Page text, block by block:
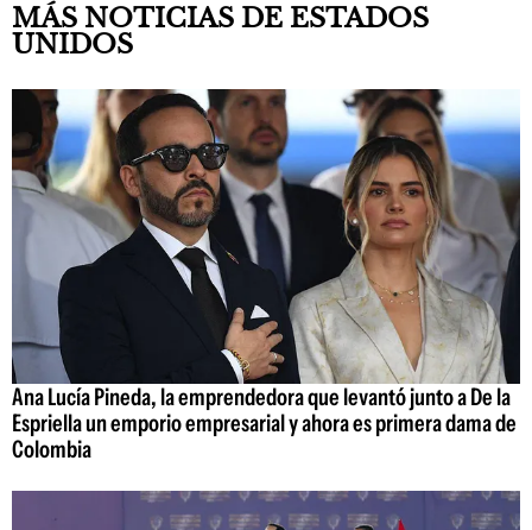
MÁS NOTICIAS DE ESTADOS
UNIDOS
Ana Lucía Pineda, la emprendedora que levantó junto a De la
Espriella un emporio empresarial y ahora es primera dama de
Colombia